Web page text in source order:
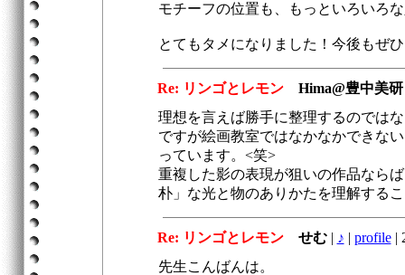
モチーフの位置も、もっといろいろ
とてもタメになりました！今後もぜ
Re: リンゴとレモン
Hima@豊中美
理想を言えば勝手に整理するのでは
ですが絵画教室ではなかなかできな
っています。<笑>
重複した影の表現が狙いの作品なら
朴」な光と物のありかたを理解する
Re: リンゴとレモン せむ | ♪ | profile|
先生こんばんは。